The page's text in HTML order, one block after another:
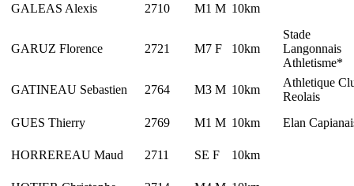
GALEAS Alexis 2710 M1 M 10km
GARUZ Florence 2721 M7 F 10km
Stade
Langonnais
Athletisme*
GATINEAU Sebastien
2764 M3 M 10km
Athletique
Reolais
GUES Thierry
2769 M1 M 10km Elan
HORREREAU Maud 2711 SE F 10km